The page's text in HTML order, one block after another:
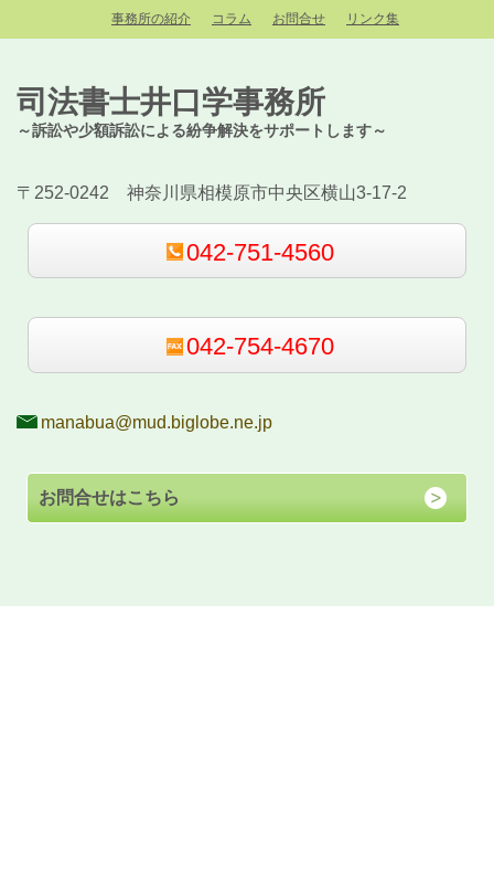
事務所の紹介
コラム お問合せ リンク集
司法書士井口学事務所
～訴訟や少額訴訟による紛争解決をサポートします～
〒252-0242 神奈川県相模原市中央区横山3-17-2
042-751-4560
042-754-4670
manabua@mud.biglobe.ne.jp
お問合せはこちら